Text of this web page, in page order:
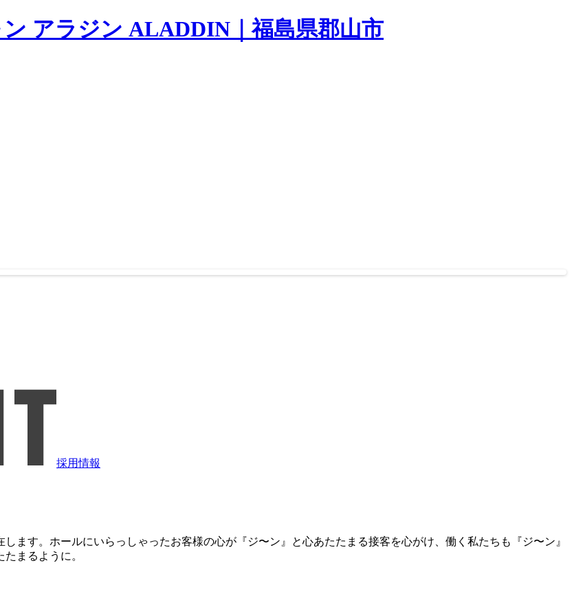
アラジン ALADDIN｜福島県郡山市
採用情報
ます。ホールにいらっしゃったお客様の心が『ジ〜ン』と心あたたまる接客を心がけ、働く私たちも『ジ〜ン』
まるように。